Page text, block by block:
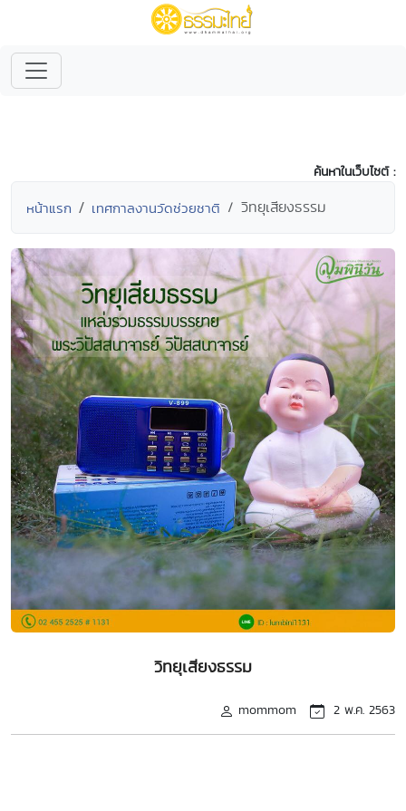
ค้นหาในเว็บไซต์ :
หน้าแรก เทศกาลงานวัดช่วยชาติ วิทยุเสียงธรรม
วิทยุเสียงธรรม
mommom 2 พ.ค. 2563